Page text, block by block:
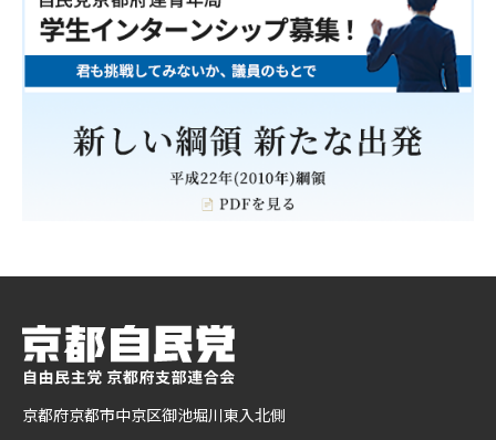
京都府京都市中京区御池堀川東入北側